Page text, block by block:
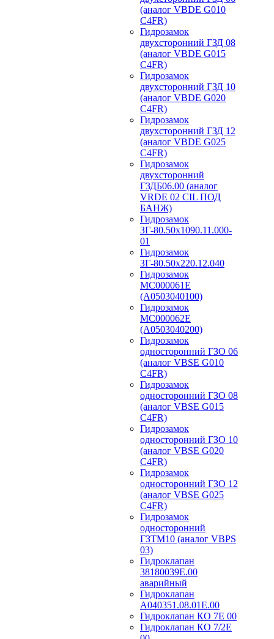
(аналог VBDE G010
C4FR)
Гидрозамок
двухсторонний ГЗД 08
(аналог VBDE G015
C4FR)
Гидрозамок
двухсторонний ГЗД 10
(аналог VBDE G020
C4FR)
Гидрозамок
двухсторонний ГЗД 12
(аналог VBDE G025
C4FR)
Гидрозамок
двухсторонний
ГЗДБ06.00 (аналог
VRDE 02 CIL ПОД
БАНЖ)
Гидрозамок
ЗГ-80.50х1090.11.000-
01
Гидрозамок
ЗГ-80.50х220.12.040
Гидрозамок
МС000061Е
(А0503040100)
Гидрозамок
МС000062Е
(А0503040200)
Гидрозамок
односторонний ГЗО 06
(аналог VBSE G010
C4FR)
Гидрозамок
односторонний ГЗО 08
(аналог VBSE G015
C4FR)
Гидрозамок
односторонний ГЗО 10
(аналог VBSE G020
C4FR)
Гидрозамок
односторонний ГЗО 12
(аналог VBSE G025
C4FR)
Гидрозамок
односторонний
ГЗТМ10 (аналог VBPS
03)
Гидроклапан
38180039Е.00
аварийный
Гидроклапан
А040351.08.01Е.00
Гидроклапан КО 7Е 00
Гидроклапан КО 7/2Е